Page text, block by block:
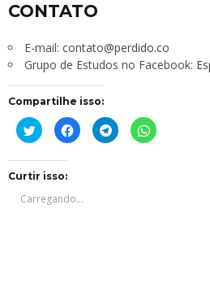
CONTATO
E-mail: contato@perdido.co
Grupo de Estudos no Facebook:
Compartilhe isso:
Clique
para
compartilhar
em
janela)
Clique
para
compartilhar
janela)
Clique
para
compartilhar
Clique
para
Curtir isso:
Carregando...